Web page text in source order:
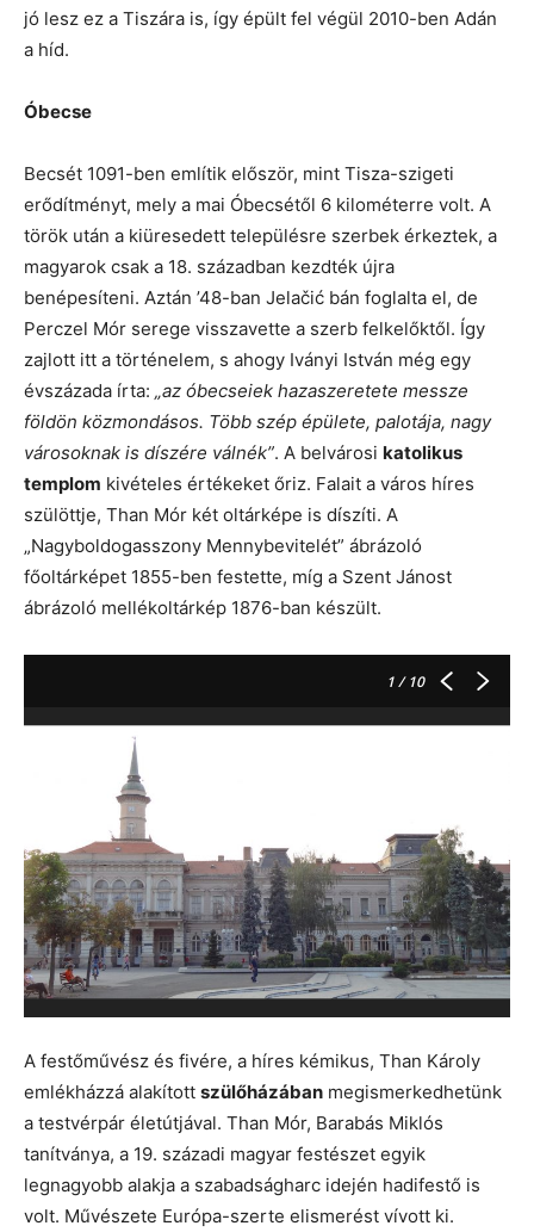
jó lesz ez a Tiszára is, így épült fel végül 2010-ben Adán
a híd.
Óbecse
Becsét 1091-ben említik először, mint Tisza-szigeti
erődítményt, mely a mai Óbecsétől 6 kilométerre volt. A
török után a kiüresedett településre szerbek érkeztek, a
magyarok csak a 18. században kezdték újra
benépesíteni. Aztán ’48-ban Jelačić bán foglalta el, de
Perczel Mór serege visszavette a szerb felkelőktől. Így
zajlott itt a történelem, s ahogy Iványi István még egy
évszázada írta: „az óbecseiek hazaszeretete messze
földön közmondásos. Több szép épülete, palotája, nagy
városoknak is díszére válnék”. A belvárosi katolikus
templom kivételes értékeket őriz. Falait a város híres
szülöttje, Than Mór két oltárképe is díszíti. A
„Nagyboldogasszony Mennybevitelét” ábrázoló
főoltárképet 1855-ben festette, míg a Szent Jánost
ábrázoló mellékoltárkép 1876-ban készült.
1/ 10
A festőművész és fivére, a híres kémikus, Than Károly
emlékházzá alakított szülőházában megismerkedhetünk
a testvérpár életútjával. Than Mór, Barabás Miklós
tanítványa, a 19. századi magyar festészet egyik
legnagyobb alakja a szabadságharc idején hadifestő is
volt. Művészete Európa-szerte elismerést vívott ki.